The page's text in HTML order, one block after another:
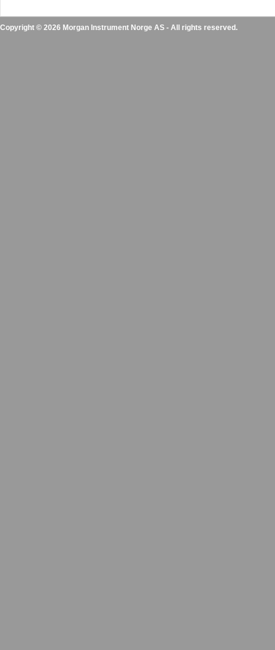
Copyright © 2026 Morgan Instrument Norge AS - All rights reserved.